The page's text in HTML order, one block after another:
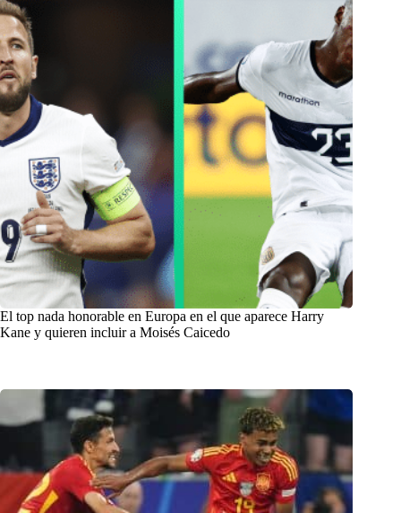
El top nada honorable en Europa en el que aparece Harry
Kane y quieren incluir a Moisés Caicedo